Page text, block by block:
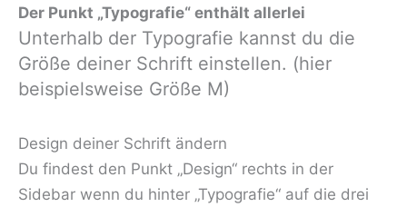
Der Punkt „Typografie“ enthält allerlei
Unterhalb der Typografie kannst du die
Größe deiner Schrift einstellen. (hier
beispielsweise Größe M)
Design deiner Schrift ändern
Du findest den Punkt „Design“ rechts in der
Sidebar wenn du hinter „Typografie“ auf die drei